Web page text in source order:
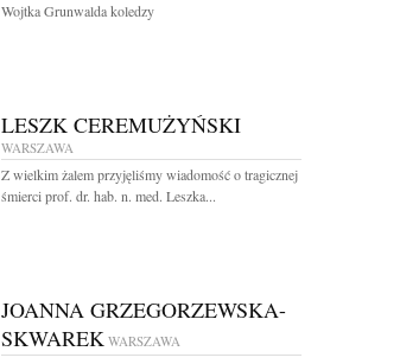
Wojtka Grunwalda koledzy
LESZK CEREMUŻYŃSKI
WARSZAWA
Z wielkim żalem przyjęliśmy wiadomość o tragicznej
śmierci prof. dr. hab. n. med. Leszka...
JOANNA GRZEGORZEWSKA-
SKWAREK WARSZAWA